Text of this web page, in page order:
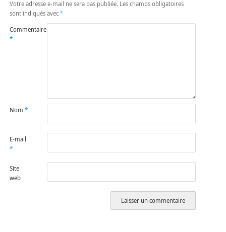
Votre adresse e-mail ne sera pas publiée. Les champs obligatoires
sont indiqués avec *
Commentaire
*
Nom *
E-mail
*
Site
web